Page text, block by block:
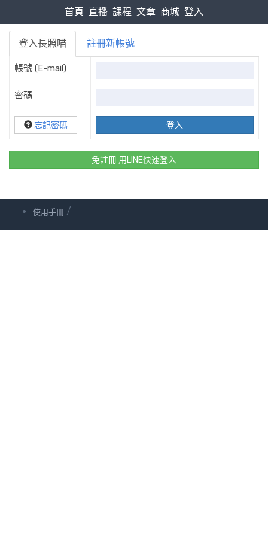
首頁 直播 課程 文章 商城 登入
登入長照喵 註冊新帳號
帳號 (E-mail)
密碼
忘記密碼
免註冊 用LINE快速登入
使用手冊 /